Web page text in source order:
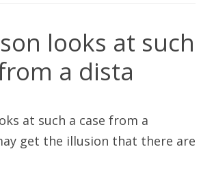
looks at such
a dista
at such a case from a
get the illusion that there are